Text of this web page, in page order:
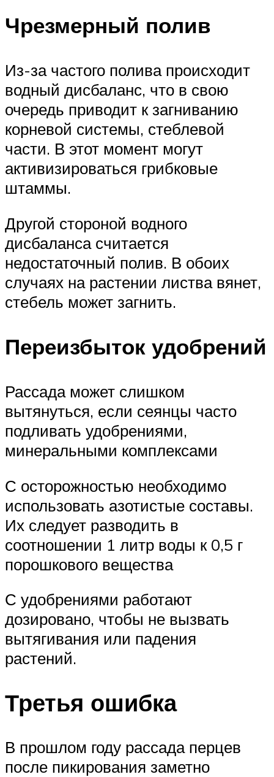
Чрезмерный полив
Из-за частого полива происходит
водный дисбаланс, что в свою
очередь приводит к загниванию
корневой системы, стеблевой
части. В этот момент могут
активизироваться грибковые
штаммы.
Другой стороной водного
дисбаланса считается
недостаточный полив. В обоих
случаях на растении листва вянет,
стебель может загнить.
Переизбыток удобрений
Рассада может слишком
вытянуться, если сеянцы часто
подливать удобрениями,
минеральными комплексами
С осторожностью необходимо
использовать азотистые составы.
Их следует разводить в
соотношении 1 литр воды к 0,5 г
порошкового вещества
С удобрениями работают
дозировано, чтобы не вызвать
вытягивания или падения
растений.
Третья ошибка
В прошлом году рассада перцев
после пикирования заметно